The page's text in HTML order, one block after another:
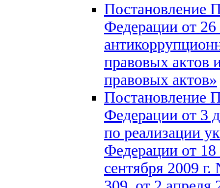
Постановление
Федерации от
правовых актов
правовых актов»
Постановление
Федерации от 3
по реализации
Федерации от 18
сентября 2009